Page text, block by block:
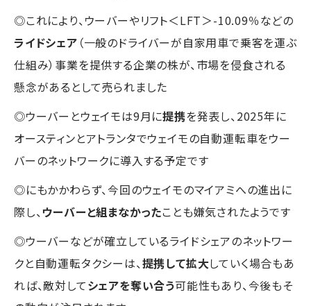
◎これにより、ウーバーやリフト＜LFT＞-10.09％などの
ライドシェア （一般のドライバーが自家用車で乗客を運ぶ
仕組み）事業を提供する企業の株が、市場を侵食される
懸念があるとして売られました
◎ウーバーとウェイモは9月に提携を発表し、2025年に
オースティンとアトランタでウェイモの自動運転車をウー
バーのネットワークに導入する予定です
◎にもかかわらず、今回のウェイモのマイアミへの進出に
際し、ウーバーと組まなかったことも嫌気されたようです
◎ウーバーなどが確立しているライドシェアのネットワー
クと自動運転タクシーは、提携して拡大していく場合もあ
れば、敵対してシェアを奪い合う可能性もあり、今後もそ